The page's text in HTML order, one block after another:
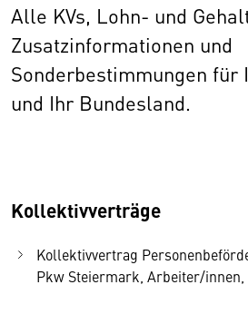
Alle KVs, Lohn- und
Zusatzinformationen und
Sonderbestimmungen für
und Ihr Bundesland.
Kollektivverträge
Kollektivvertrag
Pkw Steiermark, Arbeiter/innen,